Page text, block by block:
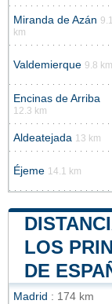
Miranda de Azán 9.1
km
Valdemierque 9.8 km
Encinas de Arriba
12.3 km
Aldeatejada 13 km
Éjeme 14.1 km
LOS
DE
Madrid : 174 km